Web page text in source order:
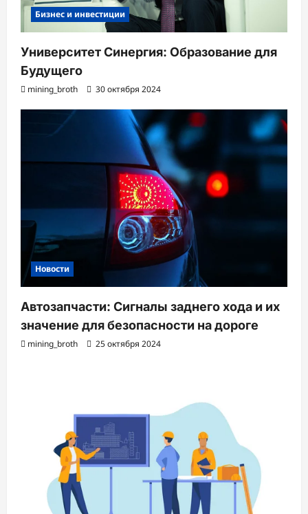
Бизнес и инвестиции
Университет Синергия: Образование для
Будущего
mining_broth 30 октября 2024
Новости
Автозапчасти: Сигналы заднего хода и их
значение для безопасности на дороге
mining_broth 25 октября 2024